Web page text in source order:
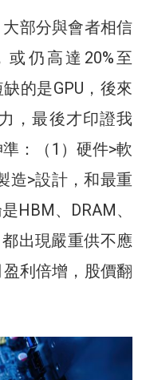
部分與會者相信
或仍高達20%至
的是GPU，後來
，最後才印證我
：（1）硬件>軟
造>設計，和最重
HBM、DRAM、
出現嚴重供不應
利倍增，股價翻